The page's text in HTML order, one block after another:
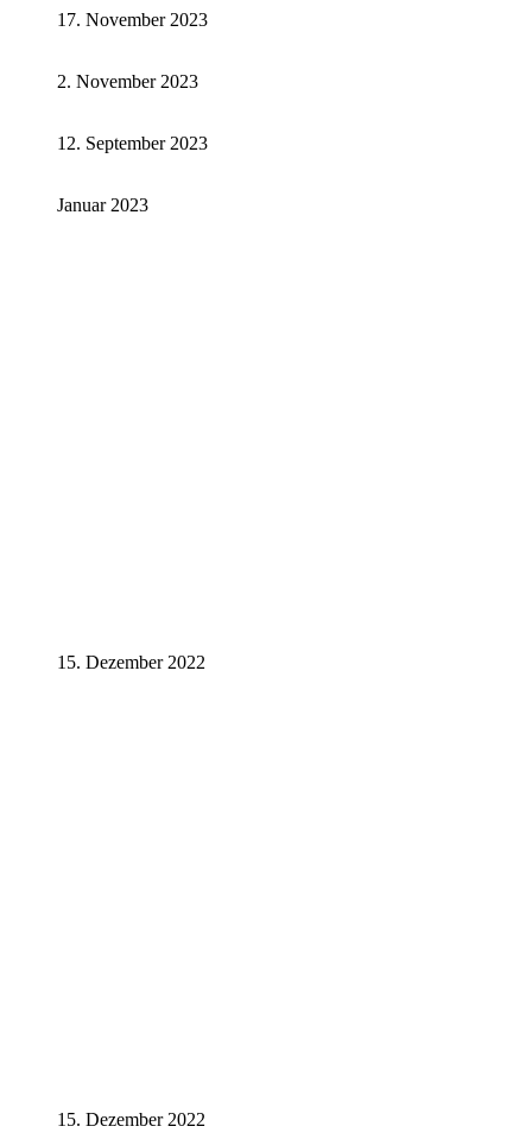
17. November 2023
2. November 2023
12. September 2023
Januar 2023
15. Dezember 2022
15. Dezember 2022